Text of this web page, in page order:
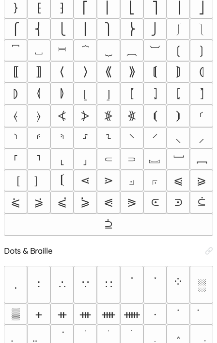
}
⁅ ⁆
⎧
⎨ ⎫ ⎬ ⎰
⎱
⎴
⎵ ⎶ ⏞ ⏠ ⏡ ❲
❳
⟦
⟧ ⟨ ⟩ ⟪ ⟫ ⟬ ⟭
⦇
⦈
⦉ ⦊ ⦋ ⦌ ⦍ ⦎ ⦏
⦐
⦑
⦒ ⦓ ⦔ ⦕ ⦖ ⦗ ⦘
⸂
⸃
⸄ ⸅ ⸉ ⸊ ⸌ ⸍ ⸜
⸝
⸢
⸣ ⸤ ⸥ ⸦ ⸧ ︗ ﹇
﹈
［
］ 𝄕 ⋖ ⋗ ⟓ ⟔ ⩿
⪀
⪁
⪂ ⪃ ⪄ ⪗ ⪘ ⪽ ⪾
⫃
⫄
Dots & Braille
. ∶ ∴ ∵ ∷ ་ ༌ ༶ ░
▒ ᚐ ᚑ ᚒ ᚓ ᚔ ·
˙
؞